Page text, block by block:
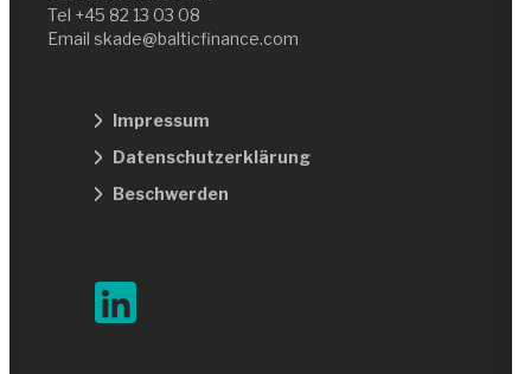
Tel +45 82 13 03 08
Email skade@balticfinance.com
Impressum
Datenschutzerklärung
Beschwerden